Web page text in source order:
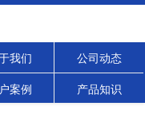
我们 公司动态
案例 产品知识